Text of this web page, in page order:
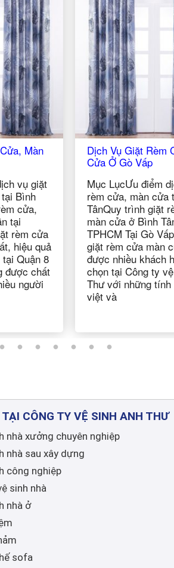
Vụ Giặt Rèm Cửa, Màn
LụcƯu điểm dịch vụ giặt
cửa, màn cửa tại Bình
trình giặt rèm cửa,
cửa ở Bình Tân tại
Tại Gò Vấp, dịch vụ
rèm cửa màn cừa luôn
nhiều khách hàng lựa
tại Công ty vệ sinh Anh
với những tính năng ưu
TẠI CÔNG TY VỆ SINH ANH THƯ
nhà xưởng chuyên nghiệp
nhà sau xây dựng
công nghiệp
sinh nhà
nhà ở
sofa